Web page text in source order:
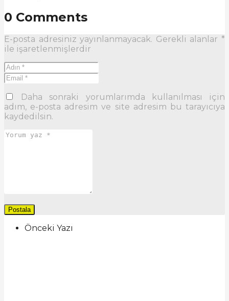
0 Comments
E-posta adresiniz yayınlanmayacak. Gerekli alanlar *
ile işaretlenmişlerdir
Daha sonraki yorumlarımda kullanılması için
adım, e-posta adresim ve site adresim bu tarayıcıya
kaydedilsin.
Önceki Yazı